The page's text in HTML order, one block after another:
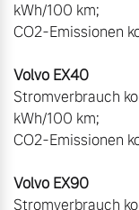
kWh/100 km;
CO2-Emissionen
Stromverbrauch
kWh/100 km;
CO2-Emissionen
Stromverbrauch